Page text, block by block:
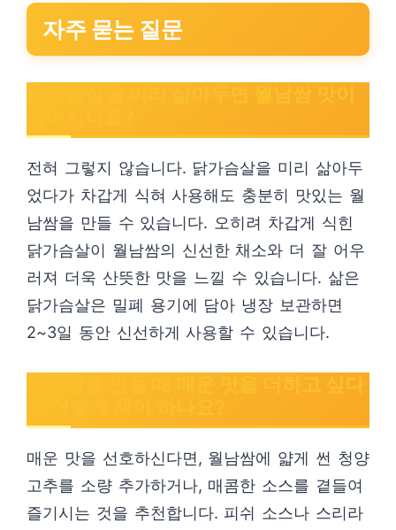
자주 묻는 질문
전혀 그렇지 않습니다. 닭가슴살을 미리 삶아두
었다가 차갑게 식혀 사용해도 충분히 맛있는 월
남쌈을 만들 수 있습니다. 오히려 차갑게 식힌
닭가슴살이 월남쌈의 신선한 채소와 더 잘 어우
러져 더욱 산뜻한 맛을 느낄 수 있습니다. 삶은
닭가슴살은 밀폐 용기에 담아 냉장 보관하면
2~3일 동안 신선하게 사용할 수 있습니다.
매운 맛을 선호하신다면, 월남쌈에 얇게 썬 청양
고추를 소량 추가하거나, 매콤한 소스를 곁들여
즐기시는 것을 추천합니다. 피쉬 소스나 스리라